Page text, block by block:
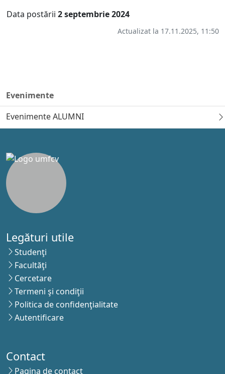
Evenimente
Evenimente ALUMNI
Data postării 2 septembrie 2024
Actualizat la 17.11.2025, 11:50
Legături utile
Studenţi
Facultăţi
Cercetare
Termeni şi condiţii
Politica de confidenţialitate
Autentificare
Contact
Pagina de contact